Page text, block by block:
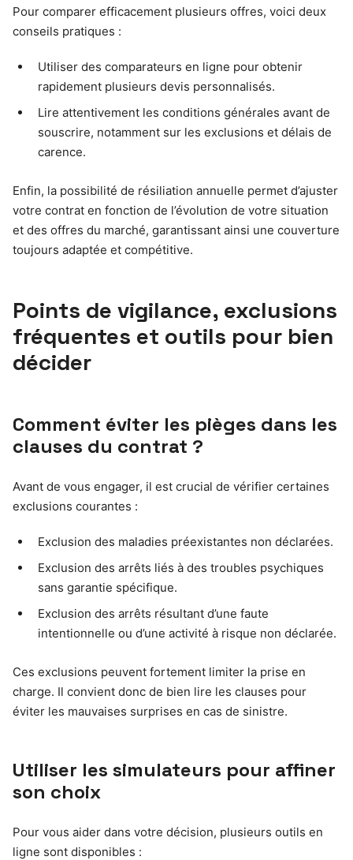
Pour comparer efficacement plusieurs offres, voici deux
conseils pratiques :
Utiliser des comparateurs en ligne pour obtenir
rapidement plusieurs devis personnalisés.
Lire attentivement les conditions générales avant de
souscrire, notamment sur les exclusions et délais de
carence.
Enfin, la possibilité de résiliation annuelle permet d’ajuster
votre contrat en fonction de l’évolution de votre situation
et des offres du marché, garantissant ainsi une couverture
toujours adaptée et compétitive.
Points de vigilance, exclusions
fréquentes et outils pour bien
décider
Comment éviter les pièges dans les
clauses du contrat ?
Avant de vous engager, il est crucial de vérifier certaines
exclusions courantes :
Exclusion des maladies préexistantes non déclarées.
Exclusion des arrêts liés à des troubles psychiques
sans garantie spécifique.
Exclusion des arrêts résultant d’une faute
intentionnelle ou d’une activité à risque non déclarée.
Ces exclusions peuvent fortement limiter la prise en
charge. Il convient donc de bien lire les clauses pour
éviter les mauvaises surprises en cas de sinistre.
Utiliser les simulateurs pour affiner
son choix
Pour vous aider dans votre décision, plusieurs outils en
ligne sont disponibles :